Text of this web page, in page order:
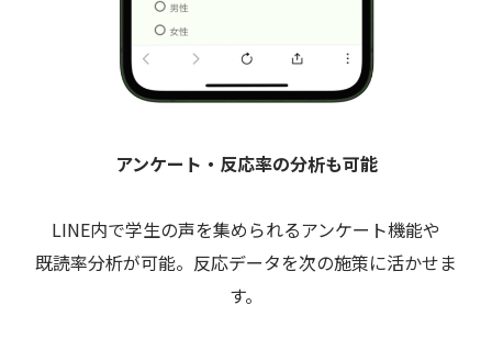
アンケート・反応率の分析も可能
LINE内で学生の声を集められるアンケート機能や
既読率分析が可能。反応データを次の施策に活かせま
す。